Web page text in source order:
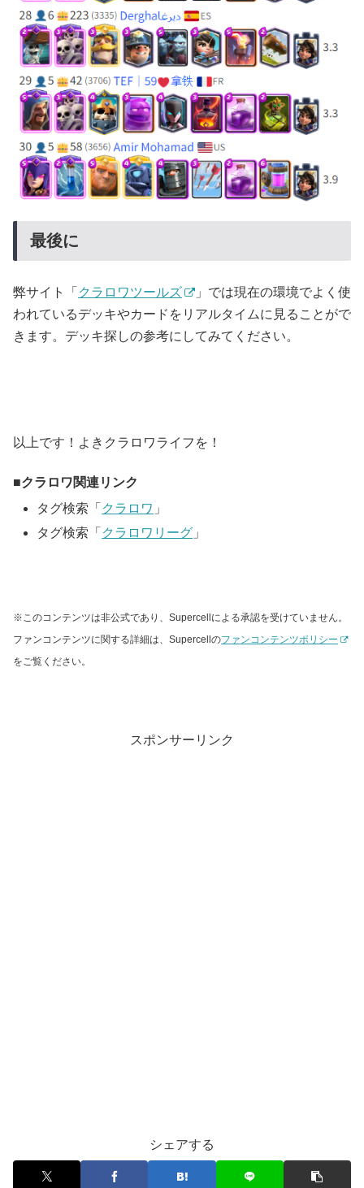
最後に
弊サイト「 クラロワツールズ
」では現在の環境でよく使
われているデッキやカードをリアルタイムに見ることがで
きます。デッキ探しの参考にしてみてください。
以上です！よきクラロワライフを！
クラロワ関連リンク
タグ検索「 クラロワ 」
タグ検索「 クラロワリーグ 」
※このコンテンツは非公式であり、Supercellによる承認を受けていません。
ファンコンテンツに関する詳細は、Supercellのファンコンテンツポリシー
をご覧ください。
スポンサーリンク
シェアする